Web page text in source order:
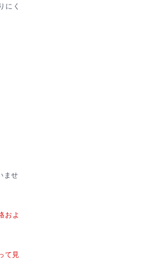
にく
ませ
およ
て見